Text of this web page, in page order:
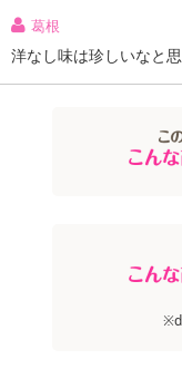
記載されている内容を
にご納得いただきまし
※パッケージ変更や商品
の掲載画像や画像内の
また、[新たな加工食品
了により、商品詳細内
によるお申込み後のキ
※送料はお試し費用に
葛根
洋なし味は珍しいなと
※d